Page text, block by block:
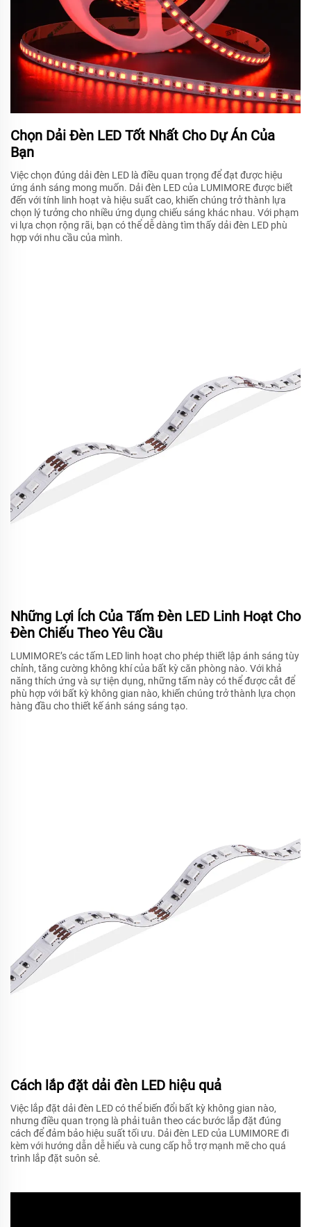
Chọn Dải Đèn LED Tốt Nhất Cho Dự Án Của
Bạn
Việc chọn đúng dải đèn LED là điều quan trọng để đạt được hiệu
ứng ánh sáng mong muốn. Dải đèn LED của LUMIMORE được biết
đến với tính linh hoạt và hiệu suất cao, khiến chúng trở thành lựa
chọn lý tưởng cho nhiều ứng dụng chiếu sáng khác nhau. Với phạm
vi lựa chọn rộng rãi, bạn có thể dễ dàng tìm thấy dải đèn LED phù
hợp với nhu cầu của mình.
Những Lợi Ích Của Tấm Đèn LED Linh Hoạt Cho
Đèn Chiếu Theo Yêu Cầu
LUMIMORE’s các tấm LED linh hoạt cho phép thiết lập ánh sáng tùy
chỉnh, tăng cường không khí của bất kỳ căn phòng nào. Với khả
năng thích ứng và sự tiện dụng, những tấm này có thể được cắt để
phù hợp với bất kỳ không gian nào, khiến chúng trở thành lựa chọn
hàng đầu cho thiết kế ánh sáng sáng tạo.
Cách lắp đặt dải đèn LED hiệu quả
Việc lắp đặt dải đèn LED có thể biến đổi bất kỳ không gian nào,
nhưng điều quan trọng là phải tuân theo các bước lắp đặt đúng
cách để đảm bảo hiệu suất tối ưu. Dải đèn LED của LUMIMORE đi
kèm với hướng dẫn dễ hiểu và cung cấp hỗ trợ mạnh mẽ cho quá
trình lắp đặt suôn sẻ.